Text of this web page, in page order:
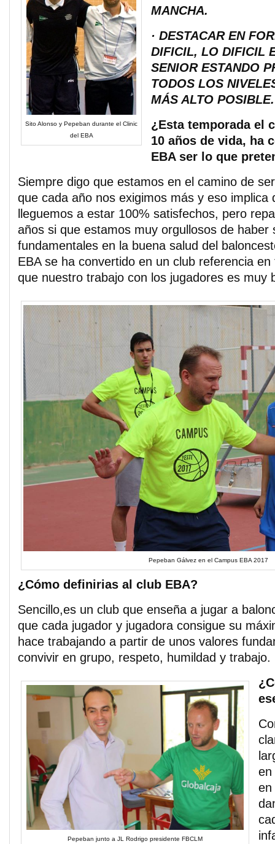
Sito Alonso y Pepeban durante el Clinic
del EBA
MANCHA.
· DESTACAR EN
DIFICIL, LO DIFICIL
SENIOR ESTANDO
TODOS LOS
MÁS ALTO POSIBLE.
¿Esta temporada el
10 años de vida, ha
EBA ser lo que
Siempre digo que estamos en el camino de
que cada año nos exigimos más y eso implica
lleguemos a estar 100% satisfechos, pero
años si que estamos muy orgullosos de haber
fundamentales en la buena salud del
EBA se ha convertido en un club referencia
que nuestro trabajo con los jugadores es muy
Pepeban Gálvez en el Campus EBA 2017
¿Cómo definirias al club EBA?
Sencillo,es un club que enseña a jugar a
que cada jugador y jugadora consigue su
hace trabajando a partir de unos valores
convivir en grupo, respeto, humildad y trabajo.
Pepeban junto a JL Rodrigo presidente FBCLM
en
en